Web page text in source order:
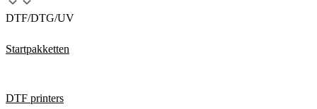
DTF/DTG/UV
Startpakketten
DTF printers